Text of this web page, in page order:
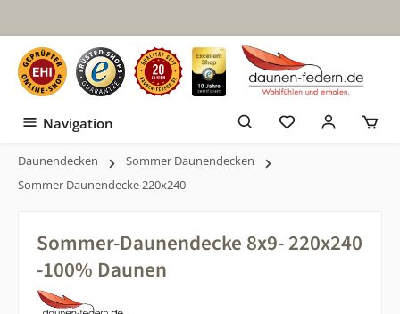
Navigation
Daunendecken
Sommer Daunendecken
Sommer Daunendecke 220x240
Sommer-Daunendecke 8x9- 220x240
-100% Daunen